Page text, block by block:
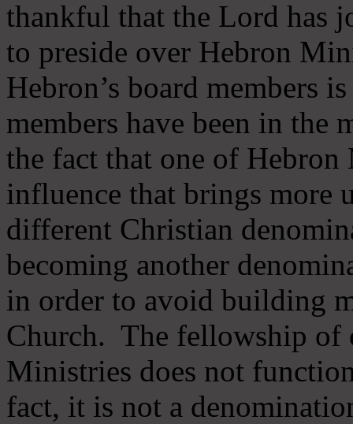
thankful that the Lord has
to preside over Hebron
Hebron’s board members
members have been in
the fact that one of
influence that brings more
different Christian
becoming another
in order to avoid building
Church. The fellowship of
Ministries does not
fact, it is not a